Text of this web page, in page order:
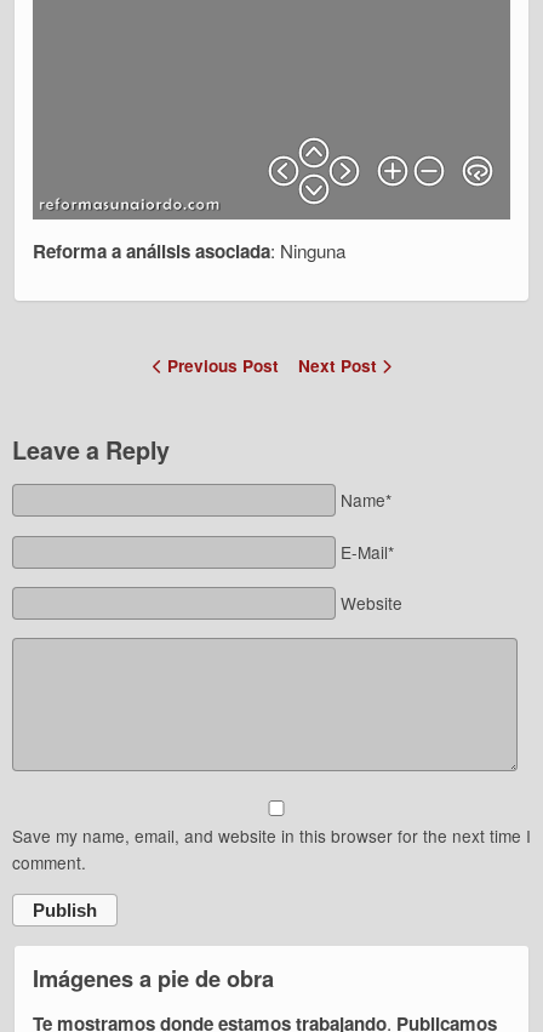
Reforma a análisis asociada: Ninguna
Previous Post Next Post
Leave a Reply
Name*
E-Mail*
Website
Save my name, email, and website in this browser for the next time I
comment.
Publish
Imágenes a pie de obra
Te mostramos donde estamos trabajando. Publicamos